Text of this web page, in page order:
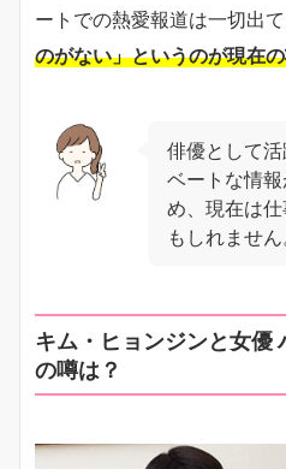
ートでの熱愛報道は一切出
のがない」というのが現在
俳優として
ベートな情
め、現在は
もしれません
キム・ヒョンジンと女優
の噂は？